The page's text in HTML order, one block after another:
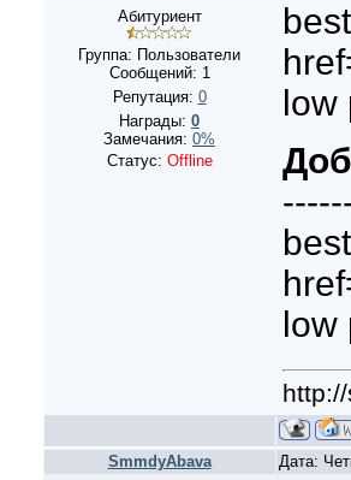
Абитуриент
Группа: Пользователи
Сообщений: 1
Репутация: 0
Награды: 0
Замечания: 0%
Статус: Offline
low
SmmdyAbava
Дата: